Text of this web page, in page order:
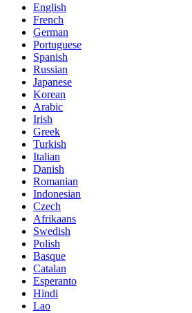
English
French
German
Portuguese
Spanish
Russian
Japanese
Korean
Arabic
Irish
Greek
Turkish
Italian
Danish
Romanian
Indonesian
Czech
Afrikaans
Swedish
Polish
Basque
Catalan
Esperanto
Hindi
Lao